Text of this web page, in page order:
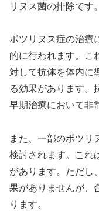
リヌス菌の排除です。
ボツリヌス症の治療
的に行われます。こ
対して抗体を体内に
る効果があります。
早期治療において非
また、一部のボツリ
検討されます。これ
があります。ただし
果がありませんが、
ります。